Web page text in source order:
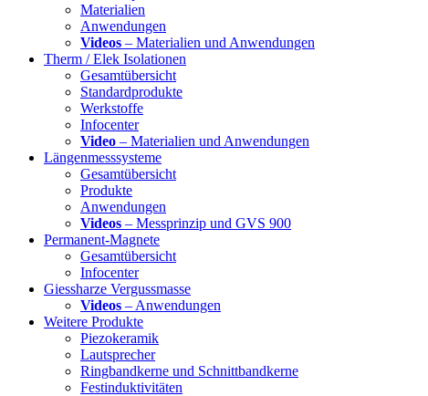
Materialien
Anwendungen
Videos – Materialien und Anwendungen
Therm / Elek Isolationen
Gesamtübersicht
Standardprodukte
Werkstoffe
Infocenter
Video – Materialien und Anwendungen
Längenmesssysteme
Gesamtübersicht
Produkte
Anwendungen
Videos – Messprinzip und GVS 900
Permanent-Magnete
Gesamtübersicht
Infocenter
Giessharze Vergussmasse
Videos – Anwendungen
Weitere Produkte
Piezokeramik
Lautsprecher
Ringbandkerne und Schnittbandkerne
Festinduktivitäten